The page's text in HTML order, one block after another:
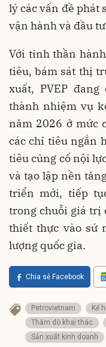
lý các vấn đề
vận hành và đầu
Với tinh thần
tiêu, bám sát thị
xuất, PVEP
thành nhiệm vụ
năm 2026 ở mức
các chỉ tiêu ngắn
tiêu củng cố nội
và tạo lập nền
triển mới, tiếp
trong chuỗi giá trị
thiết thực vào sứ
lượng quốc gia.
Chia sẻ Facebook
Petrovietnam
Kế
Thăm dò khai thác
Sản xuất kinh doanh